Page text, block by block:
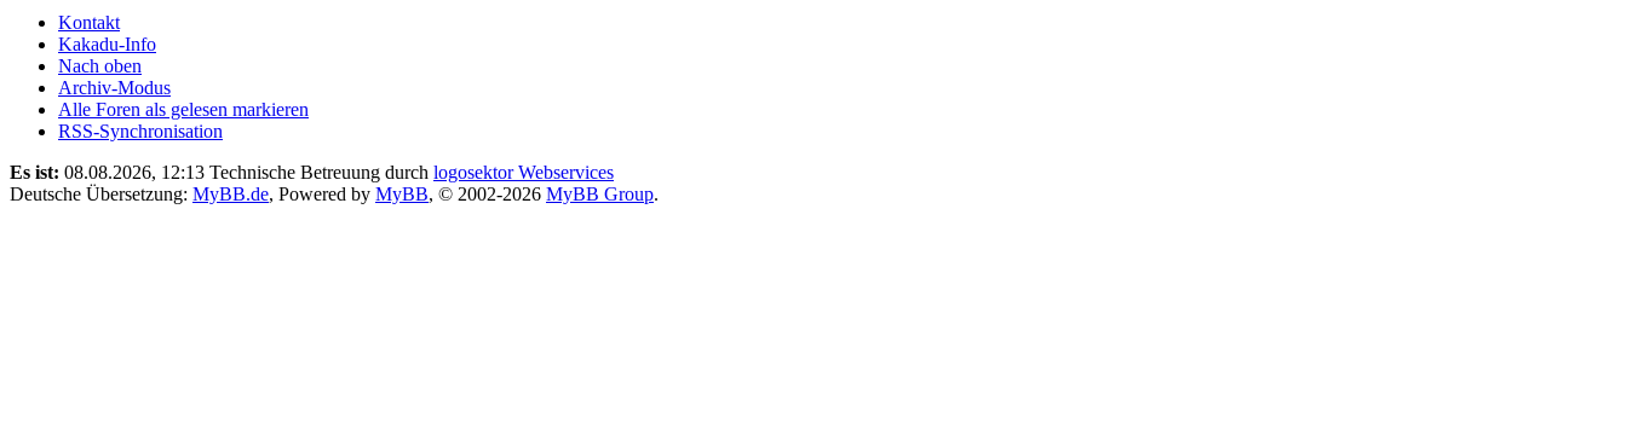
Kontakt
Kakadu-Info
Nach oben
Archiv-Modus
Alle Foren als gelesen markieren
RSS-Synchronisation
Es ist: 08.08.2026, 12:13 Technische Betreuung durch logosektor Webservices
Deutsche Übersetzung: MyBB.de, Powered by MyBB, © 2002-2026 MyBB Group.